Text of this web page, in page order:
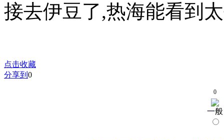
接去伊豆了,热海能看到
点击收藏
分享到 0
0
一般